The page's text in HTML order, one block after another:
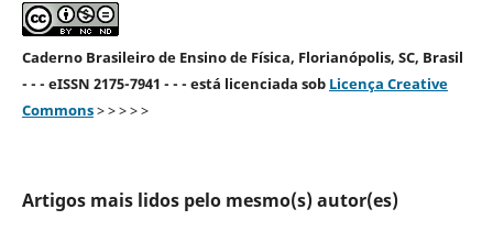
Caderno Brasileiro de Ensino de Física, Florianópolis, SC, Brasil
- - - eISSN 2175-7941 - - - está licenciada sob Licença Creative
Commons> > > > >
Artigos mais lidos pelo mesmo(s) autor(es)